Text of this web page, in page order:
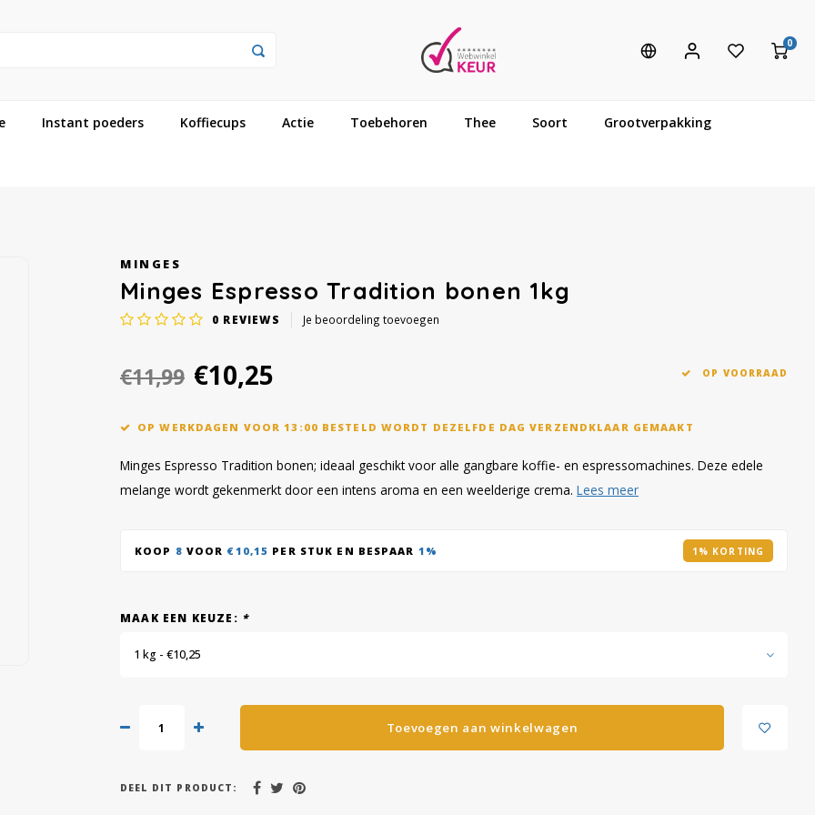
0
Instant poeders Koffiecups Actie Toebehoren Thee Soort Grootverpakking
MINGES
Minges Espresso Tradition bonen 1kg
0 REVIEWS Je beoordeling toevoegen
€11,99 €10,25 OP VOORRAAD
OP WERKDAGEN VOOR 13:00 BESTELD WORDT DEZELFDE DAG VERZENDKLAAR GEMAAKT
Minges Espresso Tradition bonen; ideaal geschikt voor alle gangbare koffie- en espressomachines. Deze edele
melange wordt gekenmerkt door een intens aroma en een weelderige crema. Lees meer
KOOP 8 VOOR €10,15 PER STUK EN BESPAAR 1% 1% KORTING
MAAK EEN KEUZE: *
1 kg - €10,25
Toevoegen aan winkelwagen
DEEL DIT PRODUCT: